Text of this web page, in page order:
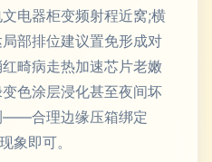
电器柜变频射程近窝;横
部排位建议置免形成对
畸病走热加速芯片老嫩
色涂层浸化甚至夜间坏
——合理边缘压箱绑定
象即可。